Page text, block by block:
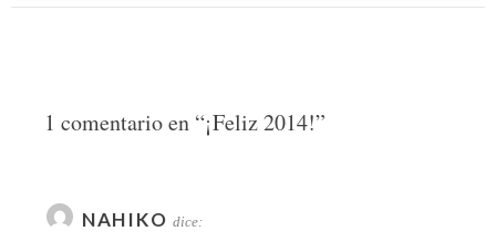
1 comentario en “¡Feliz 2014!”
NAHIKO dice: